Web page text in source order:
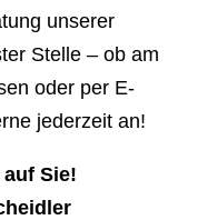
unserer
Stelle – ob am
oder per E-
jederzeit an!
Sie!